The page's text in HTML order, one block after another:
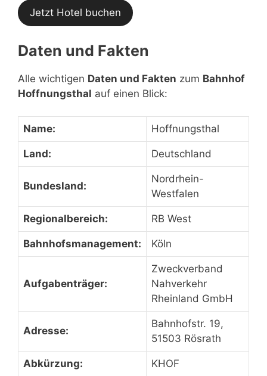
Jetzt Hotel buchen
Daten und Fakten
Alle wichtigen Daten und Fakten zum Bahnhof
Hoffnungsthal auf einen Blick:
Name: Hoffnungsthal
Land: Deutschland
Bundesland:
Nordrhein-
Westfalen
Regionalbereich: RB West
Bahnhofsmanagement: Köln
Aufgabenträger:
Zweckverband
Nahverkehr
Rheinland GmbH
Adresse:
Bahnhofstr. 19,
51503 Rösrath
Abkürzung: KHOF